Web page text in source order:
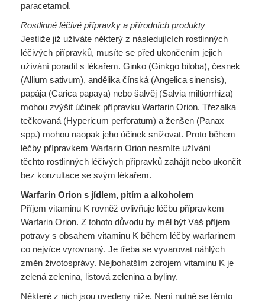
paracetamol.
Rostlinné léčivé přípravky a přírodních produkty
Jestliže již užíváte některý z následujících rostlinných
léčivých přípravků, musíte se před ukončením jejich
užívání poradit s lékařem. Ginko (Ginkgo biloba), česnek
(Allium sativum), andělika čínská (Angelica sinensis),
papája (Carica papaya) nebo šalvěj (Salvia miltiorrhiza)
mohou zvýšit účinek přípravku Warfarin Orion. Třezalka
tečkovaná (Hypericum perforatum) a ženšen (Panax
spp.) mohou naopak jeho účinek snižovat. Proto během
léčby přípravkem Warfarin Orion nesmíte užívání
těchto rostlinných léčivých přípravků zahájit nebo ukončit
bez konzultace se svým lékařem.
Warfarin Orion s jídlem, pitím a alkoholem
Příjem vitaminu K rovněž ovlivňuje léčbu přípravkem
Warfarin Orion. Z tohoto důvodu by měl být Váš příjem
potravy s obsahem vitaminu K během léčby warfarinem
co nejvíce vyrovnaný. Je třeba se vyvarovat náhlých
změn životosprávy. Nejbohatším zdrojem vitaminu K je
zelená zelenina, listová zelenina a byliny.
Některé z nich jsou uvedeny níže. Není nutné se těmto